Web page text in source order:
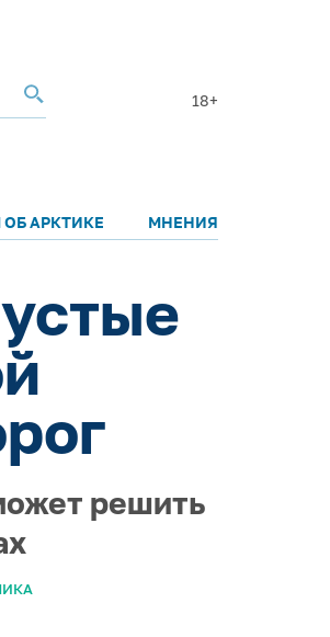
18+
АРКТИКЕ МНЕНИЯ
решить